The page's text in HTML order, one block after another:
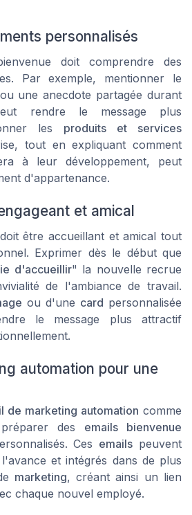
personnalisés
doit comprendre des
Par exemple, mentionner le
une anecdote partagée durant
rendre le message plus
les produits et services
tout en expliquant comment
à leur développement, peut
d'appartenance.
et amical
être accueillant et amical tout
Exprimer dès le début que
d'accueillir" la nouvelle recrue
de l'ambiance de travail.
ou d'une card personnalisée
le message plus attractif
automation pour une
de marketing automation comme
des emails bienvenue
Ces emails peuvent
et intégrés dans de plus
marketing, créant ainsi un lien
chaque nouvel employé.